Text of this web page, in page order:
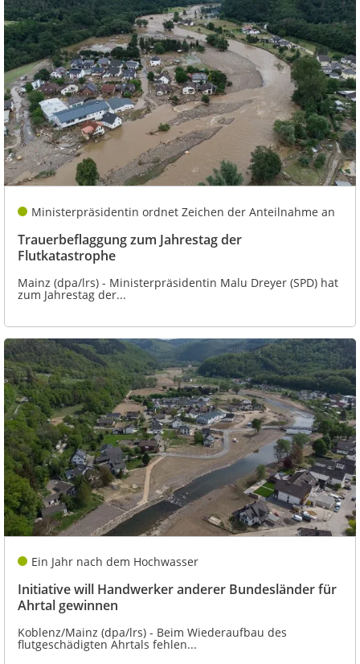
Ministerpräsidentin ordnet Zeichen der Anteilnahme an
Trauerbeflaggung zum Jahrestag der
Flutkatastrophe
Mainz (dpa/lrs) - Ministerpräsidentin Malu Dreyer (SPD) hat
zum Jahrestag der...
Ein Jahr nach dem Hochwasser
Initiative will Handwerker anderer Bundesländer für
Ahrtal gewinnen
Koblenz/Mainz (dpa/lrs) - Beim Wiederaufbau des
flutgeschädigten Ahrtals fehlen...